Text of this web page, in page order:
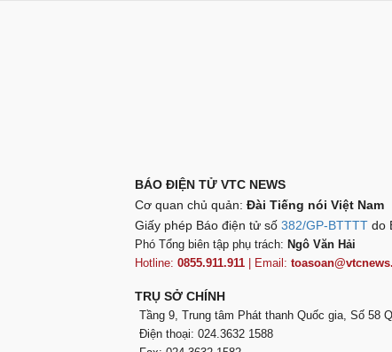
BÁO ĐIỆN TỬ VTC NEWS
Cơ quan chủ quản: Đài Tiếng nói Việt Nam
Giấy phép Báo điện tử số 382/GP-BTTTT do
Phó Tổng biên tập phụ trách: Ngô Văn Hải
Hotline: 0855.911.911 | Email:
TRỤ SỞ CHÍNH
Tầng 9, Trung tâm Phát thanh Quốc gia, Số 58
Điện thoại: 024.3632 1588